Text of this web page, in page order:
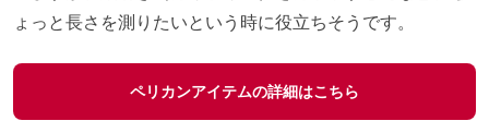
ょっと長さを測りたいという時に役立ちそうです。
ペリカンアイテムの詳細はこちら